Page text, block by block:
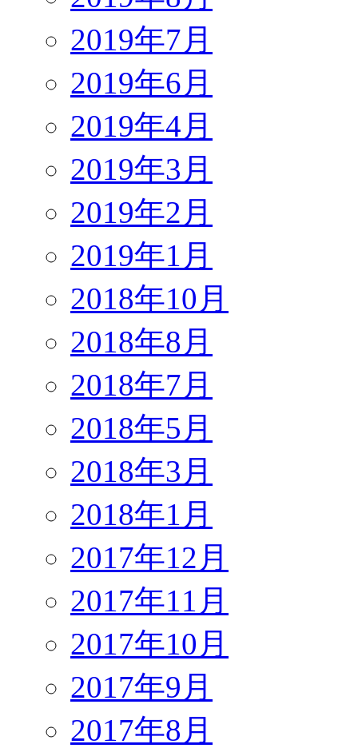
2019年7月
2019年6月
2019年4月
2019年3月
2019年2月
2019年1月
2018年10月
2018年8月
2018年7月
2018年5月
2018年3月
2018年1月
2017年12月
2017年11月
2017年10月
2017年9月
2017年8月